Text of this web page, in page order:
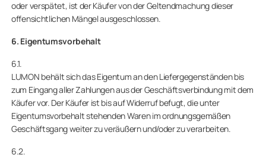
oder verspätet, ist der Käufer von der Geltendmachung dieser
offensichtlichen Mängel ausgeschlossen.
6. Eigentumsvorbehalt
6.1.
LUMON behält sich das Eigentum an den Liefergegenständen bis
zum Eingang aller Zahlungen aus der Geschäftsverbindung mit dem
Käufer vor. Der Käufer ist bis auf Widerruf befugt, die unter
Eigentumsvorbehalt stehenden Waren im ordnungsgemäßen
Geschäftsgang weiter zu veräußern und/oder zu verarbeiten.
6.2.